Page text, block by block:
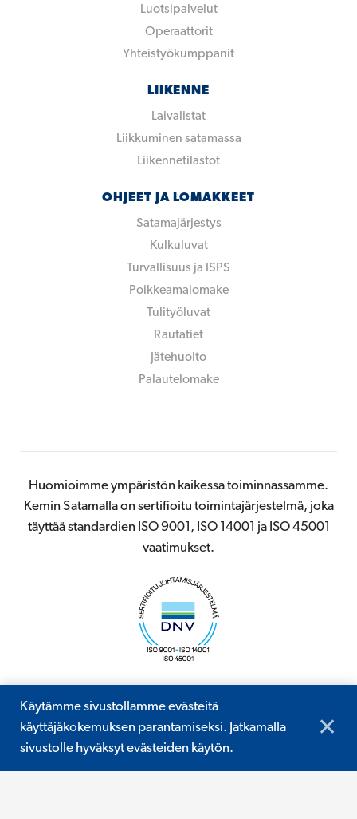
Luotsipalvelut
Operaattorit
Yhteistyökumppanit
LIIKENNE
Laivalistat
Liikkuminen satamassa
Liikennetilastot
OHJEET JA LOMAKKEET
Satamajärjestys
Kulkuluvat
Turvallisuus ja ISPS
Poikkeamalomake
Tulityöluvat
Rautatiet
Jätehuolto
Palautelomake
Huomioimme ympäristön kaikessa toiminnassamme.
Kemin Satamalla on sertifioitu toimintajärjestelmä, joka
täyttää standardien ISO 9001, ISO 14001 ja ISO 45001
vaatimukset.
Käytämme sivustollamme evästeitä
käyttäjäkokemuksen parantamiseksi. Jatkamalla
sivustolle hyväksyt evästeiden käytön.
✕